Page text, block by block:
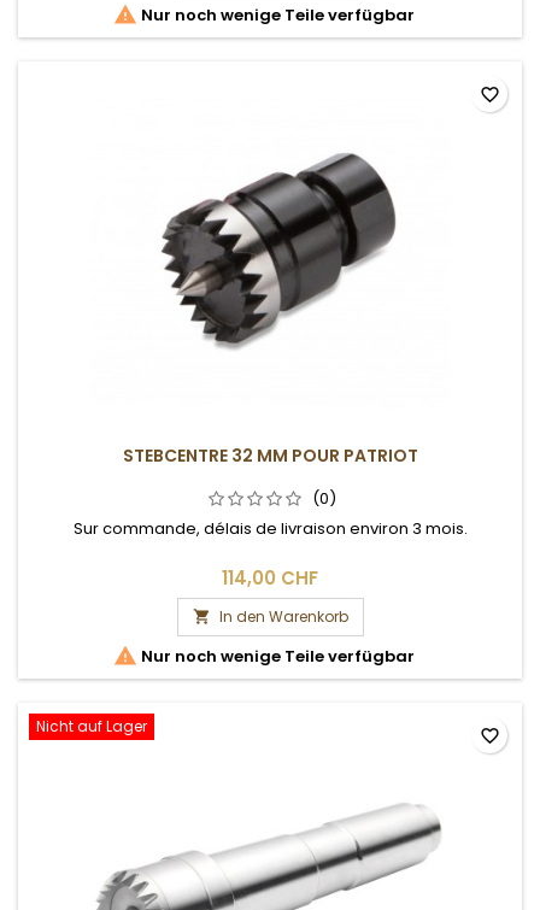
 Nur noch wenige Teile verfügbar
STEBCENTRE 32 MM POUR PATRIOT
(0)
Sur commande, délais de livraison environ 3 mois.
114,00 CHF
 In den Warenkorb
 Nur noch wenige Teile verfügbar
favorite_border
Nicht auf Lager favorite_border